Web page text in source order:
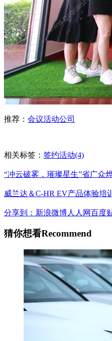
推荐： 会议活动公司
相关标签： 签约活动(4)
“冲云破雾，璀璨星生”省广众
威兰达＆C-HR EV产品体验培
分享到： 新浪微博人人网百度
猜你想看Recommend